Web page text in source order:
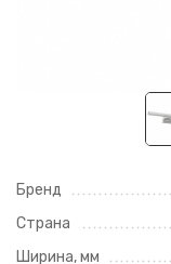
Бренд
Страна
Ширина, мм